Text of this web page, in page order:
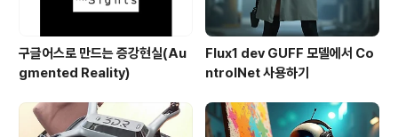
구글어스로 만드는 증강현실(Au
gmented Reality)
Flux1 dev GUFF 모델에서 Co
ntrolNet 사용하기